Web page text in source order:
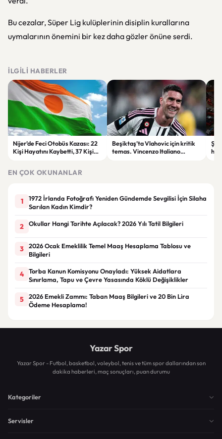
Bu cezalar, Süper Lig kulüplerinin disiplin kurallarına
uymalarının önemini bir kez daha gözler önüne serdi.
İLGILI HABERLER
Nijer’de Feci Otobüs Kazası: 22
Kişi Hayatını Kaybetti, 37 Kişi
Beşiktaş’ta Vlahovic için kritik
temas. Vincenzo Italiano
EN ÇOK OKUNANLAR
1
1972 İrlanda Fotoğrafı Yeniden Gündemde Sevgilisi İçin Silaha
Sarılan Kadın Kimdir?
2 Okullar Hangi Tarihte Açılacak? 2026 Yılı Tatil Bilgileri
3
2026 Ocak Emeklilik Temel Maaş Hesaplama Tablosu ve
Bilgileri
4
Torba Kanun Komisyonu Onayladı: Yüksek Aidatlara
Sınırlama, Tapu ve Çevre Yasasında Köklü Değişiklikler
5
2026 Emekli Zammı: Taban Maaş Bilgileri ve 20 Bin Lira
Ödeme Hesaplama!
Yazar Spor
Yazar Spor - Futbol, basketbol, voleybol, tenis ve tüm spor dallarından son
dakika haberleri, maç sonuçları, puan durumu
Kategoriler
Servisler